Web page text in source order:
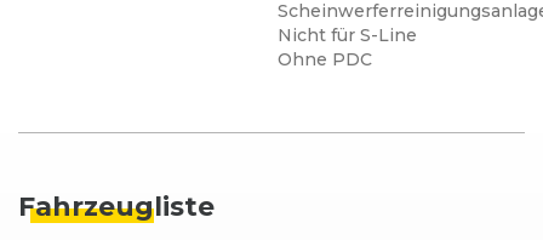
Nicht für S-Line
Ohne PDC
Fahrzeugliste